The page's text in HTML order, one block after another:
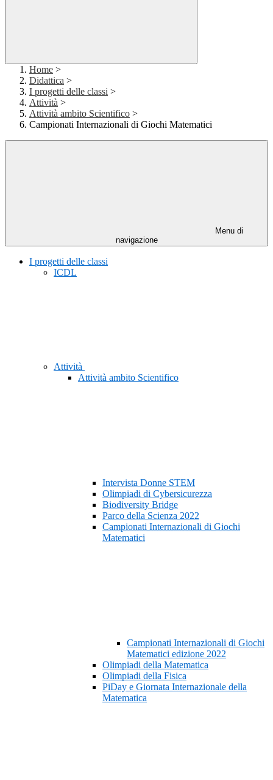
Home >
Didattica >
I progetti delle classi >
Attività >
Attività ambito Scientifico >
Campionati Internazionali di Giochi Matematici
Menu di
navigazione
I progetti delle classi
ICDL
Attività
Attività ambito Scientifico
Intervista Donne STEM
Olimpiadi di Cybersicurezza
Biodiversity Bridge
Parco della Scienza 2022
Campionati Internazionali di Giochi
Matematici
Campionati Internazionali di Giochi
Matematici edizione 2022
Olimpiadi della Matematica
Olimpiadi della Fisica
PiDay e Giornata Internazionale della
Matematica